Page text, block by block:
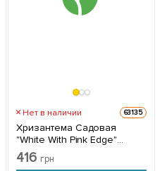
Нет в наличии 63135
Хризантема Садовая
"White With Pink Edge"
(высота 30-50см) 1 саженец
в упаковке
416 грн